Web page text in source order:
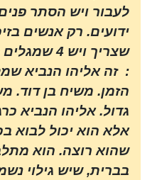
לעבור ויש הסתר
ידועים. רק אנשים
שצריך ויש
: זה אליהו הנביא
הזמן. משיח בן דוד.
גדול. אליהו הנביא
אלא הוא יכול לבוא
שהוא רוצה. הוא
בברית, שיש גילוי